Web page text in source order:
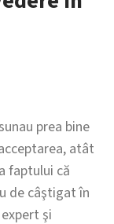
prea bine
atât
faptului că
de câştigat în
şi